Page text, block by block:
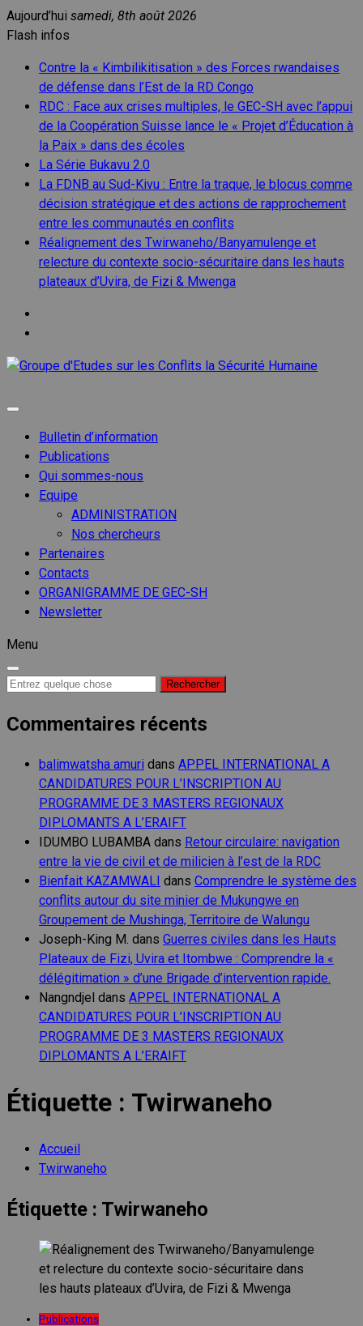
Aller
au
Aujourd’hui samedi, 8th août 2026
Flash infos
Contre la « Kimbilikitisation » des Forces rwandaises
de défense dans l’Est de la RD Congo
RDC : Face aux crises multiples, le GEC-SH avec l’appui
de la Coopération Suisse lance le « Projet d’Éducation à
la Paix » dans des écoles
La Série Bukavu 2.0
La FDNB au Sud-Kivu : Entre la traque, le blocus comme
décision stratégique et des actions de rapprochement
entre les communautés en conflits
Réalignement des Twirwaneho/Banyamulenge et
relecture du contexte socio-sécuritaire dans les hauts
plateaux d’Uvira, de Fizi & Mwenga
Bulletin d’information
Publications
Qui sommes-nous
Equipe
ADMINISTRATION
Nos chercheurs
Partenaires
Contacts
ORGANIGRAMME DE GEC-SH
Newsletter
Menu
Recherche
Commentaires récents
balimwatsha amuri dans APPEL INTERNATIONAL A
CANDIDATURES POUR L’INSCRIPTION AU
PROGRAMME DE 3 MASTERS REGIONAUX
DIPLOMANTS A L’ERAIFT
IDUMBO LUBAMBA dans Retour circulaire: navigation
entre la vie de civil et de milicien à l’est de la RDC
Bienfait KAZAMWALI dans Comprendre le système des
conflits autour du site minier de Mukungwe en
Groupement de Mushinga, Territoire de Walungu
Joseph-King M. dans Guerres civiles dans les Hauts
Plateaux de Fizi, Uvira et Itombwe : Comprendre la «
délégitimation » d’une Brigade d’intervention rapide.
Nangndjel dans APPEL INTERNATIONAL A
CANDIDATURES POUR L’INSCRIPTION AU
PROGRAMME DE 3 MASTERS REGIONAUX
DIPLOMANTS A L’ERAIFT
Étiquette : Twirwaneho
Accueil
Twirwaneho
Étiquette : Twirwaneho
Publications